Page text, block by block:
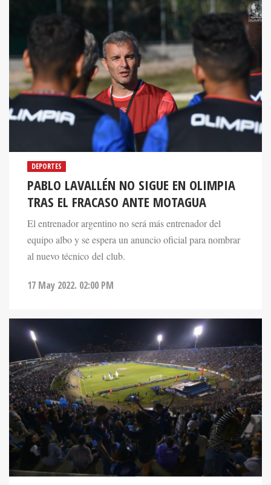
DEPORTES
PABLO LAVALLÉN NO SIGUE EN OLIMPIA
TRAS EL FRACASO ANTE MOTAGUA
El entrenador argentino no será más entrenador del
equipo albo y se espera un anuncio oficial para nombrar
al nuevo técnico del club.
17 May 2022. 02:00 PM